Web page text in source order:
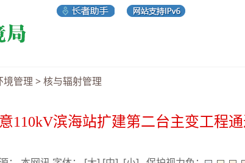
境管理 >核与辐射管理
110kV滨海站扩建第二台主变工程